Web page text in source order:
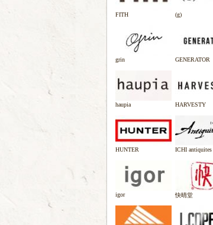
FITH (g)
grin GENERATOR
haupia HARVESTY
HUNTER ICHI antiquites
igor 快晴堂